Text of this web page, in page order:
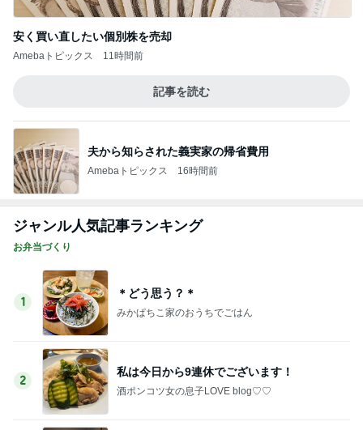
安く買い直したい個別株を売却
Amebaトピックス 11時間前
記事を読む
夫から知らされた義実家の帰省費用
Amebaトピックス 16時間前
ジャンル人気記事ランキング
お弁当づくり
1
＊どう思う？＊
みかぱちこ家のおうちでごはん
2
私は今日から9連休でございます！
酒ポンコツ女の息子LOVE blog♡♡